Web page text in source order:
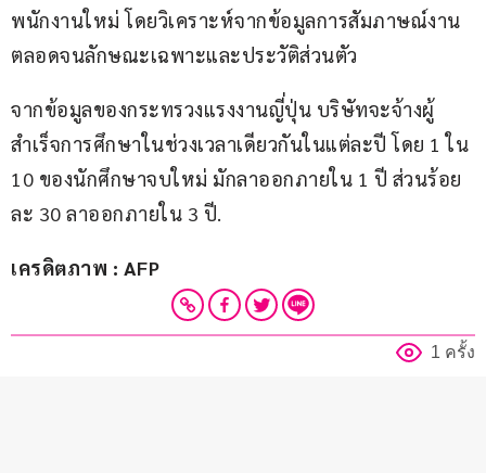
พนักงานใหม่ โดยวิเคราะห์จากข้อมูลการสัมภาษณ์งาน
ตลอดจนลักษณะเฉพาะและประวัติส่วนตัว
จากข้อมูลของกระทรวงแรงงานญี่ปุ่น บริษัทจะจ้างผู้
สำเร็จการศึกษาในช่วงเวลาเดียวกันในแต่ละปี โดย 1 ใน
10 ของนักศึกษาจบใหม่ มักลาออกภายใน 1 ปี ส่วนร้อย
ละ 30 ลาออกภายใน 3 ปี.
เครดิตภาพ : AFP
1 ครั้ง